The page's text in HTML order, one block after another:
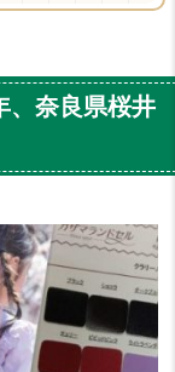
、奈良県桜井